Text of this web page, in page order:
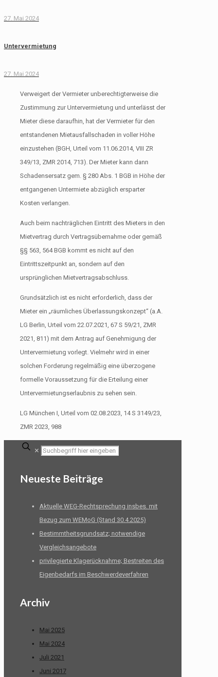
27. Mai 2024
Untervermietung
27. Mai 2024
Verweigert der Vermieter unberechtigterweise die
Zustimmung zur Untervermietung und unterlässt der
Mieter diese daraufhin, hat der Vermieter für den
entstandenen Mietausfallschaden in voller Höhe
einzustehen (BGH, Urteil vom 11.06.2014, VIII ZR
349/13, ZMR 2014, 713). Der Mieter kann dann
Schadensersatz gem. § 280 Abs. 1 BGB in Höhe der
entgangenen Untermiete abzüglich ersparter
Kosten verlangen.
Auch beim nachträglichen Eintritt des Mieters in den
Mietvertrag durch Vertragsübernahme oder gemäß
§§ 563, 564 BGB kommt es nicht auf den
Eintrittszeitpunkt an, sondern auf den
ursprünglichen Mietvertragsabschluss.
Grundsätzlich ist es nicht erforderlich, dass der
Mieter ein „räumliches Überlassungskonzept“ (a.A.
LG Berlin, Urteil vom 22.07.2021, 67 S 59/21, ZMR
2021, 811) mit dem Antrag auf Genehmigung der
Untervermietung vorlegt. Vielmehr wird in einer
solchen Forderung regelmäßig eine überzogene
formelle Voraussetzung für die Erteilung einer
Untervermietungserlaubnis zu sehen sein.
LG München I, Urteil vom 02.08.2023, 14 S 3149/23,
ZMR 2023, 988
✕
Neueste Beiträge
Aktuelle WEG-Rechtsprechung insbes. mit
Bezug zum WEMoG (Stand 30.4.2025)
Bestimmtheitsgrundsatz; notwendige
Vergleichsangebote
privilegierte Klagerücknahme; Bestreiten des
Eigenbedarfs im Beschwerdeverfahren
Archiv
Mai 2025
Mai 2024
Juli 2021
Juni 2017